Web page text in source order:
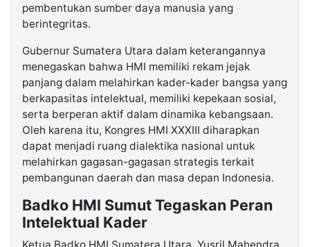
pembentukan sumber daya manusia yang
berintegritas.
Gubernur Sumatera Utara dalam keterangannya
menegaskan bahwa HMI memiliki rekam jejak
panjang dalam melahirkan kader-kader bangsa yang
berkapasitas intelektual, memiliki kepekaan sosial,
serta berperan aktif dalam dinamika kebangsaan.
Oleh karena itu, Kongres HMI XXXIII diharapkan
dapat menjadi ruang dialektika nasional untuk
melahirkan gagasan-gagasan strategis terkait
pembangunan daerah dan masa depan Indonesia.
Badko HMI Sumut Tegaskan Peran
Intelektual Kader